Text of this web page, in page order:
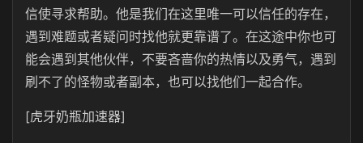
信使寻求帮助。他是我们在这里唯一可以信任的存在，
遇到难题或者疑问时找他就更靠谱了。在这途中你也可
能会遇到其他伙伴，不要吝啬你的热情以及勇气，遇到
刷不了的怪物或者副本，也可以找他们一起合作。
[虎牙奶瓶加速器]